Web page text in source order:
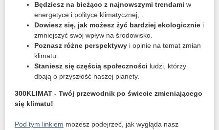
Będziesz na bieżąco z najnowszymi trendami w
energetyce i polityce klimatycznej, .
Dowiesz się, jak możesz żyć bardziej ekologicznie i
zmniejszyć swój wpływ na środowisko.
Poznasz różne perspektywy i opinie na temat zmian
klimatu.
Staniesz się częścią społeczności ludzi, którzy
dbają o przyszłość naszej planety.
300KLIMAT - Twój przewodnik po świecie zmieniającego
się klimatu!
Pod tym linkiem możesz podejrzeć, jak wygląda nasz